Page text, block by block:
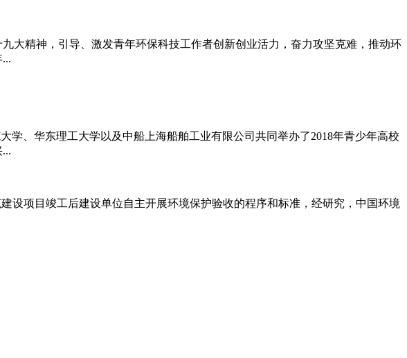
精神，引导、激发青年环保科技工作者创新创业活力，奋力攻坚克难，推动环
、华东理工大学以及中船上海船舶工业有限公司共同举办了2018年青少年高校
项目竣工后建设单位自主开展环境保护验收的程序和标准，经研究，中国环境